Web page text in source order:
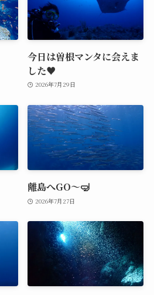
今日は曽根マンタに会えま
した♥️
2026年7月29日
離島へGO～🤿
2026年7月27日